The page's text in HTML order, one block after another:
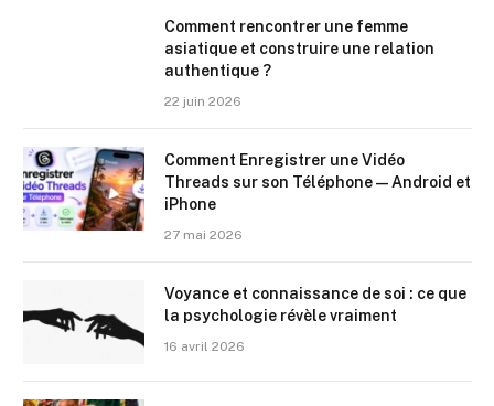
Comment rencontrer une femme
asiatique et construire une relation
authentique ?
22 juin 2026
Comment Enregistrer une Vidéo
Threads sur son Téléphone — Android et
iPhone
27 mai 2026
Voyance et connaissance de soi : ce que
la psychologie révèle vraiment
16 avril 2026